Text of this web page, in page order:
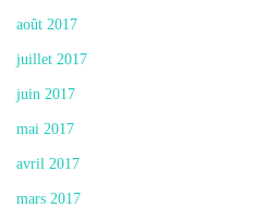
août 2017
juillet 2017
juin 2017
mai 2017
avril 2017
mars 2017